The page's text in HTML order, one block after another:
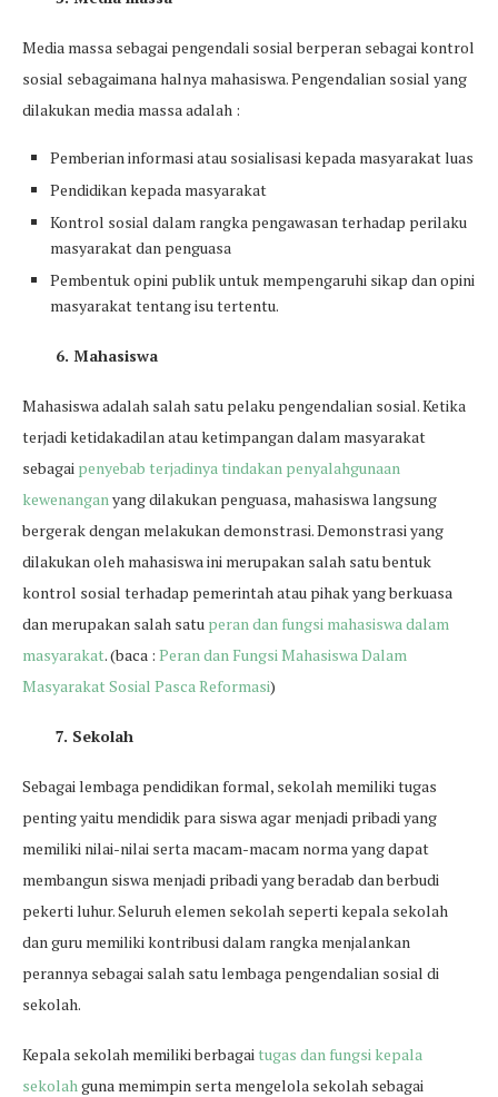
Media massa sebagai pengendali sosial berperan sebagai kontrol
sosial sebagaimana halnya mahasiswa. Pengendalian sosial yang
dilakukan media massa adalah :
Pemberian informasi atau sosialisasi kepada masyarakat luas
Pendidikan kepada masyarakat
Kontrol sosial dalam rangka pengawasan terhadap perilaku
masyarakat dan penguasa
Pembentuk opini publik untuk mempengaruhi sikap dan opini
masyarakat tentang isu tertentu.
6. Mahasiswa
Mahasiswa adalah salah satu pelaku pengendalian sosial. Ketika
terjadi ketidakadilan atau ketimpangan dalam masyarakat
sebagai penyebab terjadinya tindakan penyalahgunaan
kewenanganyang dilakukan penguasa, mahasiswa langsung
bergerak dengan melakukan demonstrasi. Demonstrasi yang
dilakukan oleh mahasiswa ini merupakan salah satu bentuk
kontrol sosial terhadap pemerintah atau pihak yang berkuasa
dan merupakan salah satu peran dan fungsi mahasiswa dalam
masyarakat. (baca : Peran dan Fungsi Mahasiswa Dalam
Masyarakat Sosial Pasca Reformasi)
7. Sekolah
Sebagai lembaga pendidikan formal, sekolah memiliki tugas
penting yaitu mendidik para siswa agar menjadi pribadi yang
memiliki nilai-nilai serta macam-macam norma yang dapat
membangun siswa menjadi pribadi yang beradab dan berbudi
pekerti luhur. Seluruh elemen sekolah seperti kepala sekolah
dan guru memiliki kontribusi dalam rangka menjalankan
perannya sebagai salah satu lembaga pengendalian sosial di
sekolah.
Kepala sekolah memiliki berbagaitugas dan fungsi kepala
sekolahguna memimpin serta mengelola sekolah sebagai